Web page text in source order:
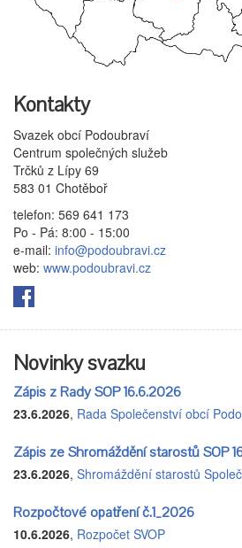
Kontakty
Svazek obcí Podoubraví
Centrum společných služeb
Trčků z Lípy 69
583 01 Chotěboř
telefon: 569 641 173
Po - Pá: 8:00 - 15:00
e-mail: info@podoubravi.cz
web: www.podoubravi.cz
Novinky svazku
Zápis z Rady SOP 16.6.2026
23.6.2026, Rada Společenství obcí
Zápis ze Shromáždění starostů SOP
23.6.2026, Shromáždění starostů
Rozpočtové opatření č.1_2026
10.6.2026, Rozpočet SVOP